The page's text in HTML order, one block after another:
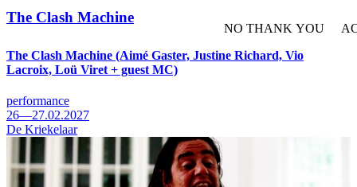
The Clash Machine
The Clash Machine (Aimé Gaster, Justine Richard, Vio
Lacroix, Loü Viret + guest MC)
performance
26—27.02.2027
De Kriekelaar
NO THANK YOU
WITHDRAW